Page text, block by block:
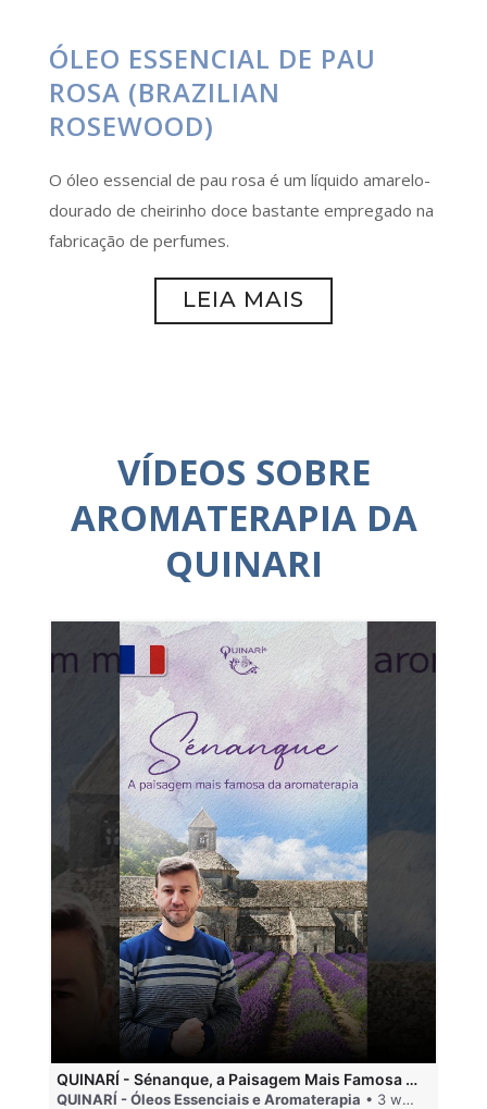
ÓLEO ESSENCIAL DE PAU
ROSA (BRAZILIAN
ROSEWOOD)
O óleo essencial de pau rosa é um líquido amarelo-
dourado de cheirinho doce bastante empregado na
fabricação de perfumes.
LEIA MAIS
VÍDEOS SOBRE
AROMATERAPIA DA
QUINARI
QUINARÍ - Sénanque, a Paisagem Mais Famosa da Aromaterapia
QUINARÍ - Óleos Essenciais e Aromaterapia • 3 weeks ago